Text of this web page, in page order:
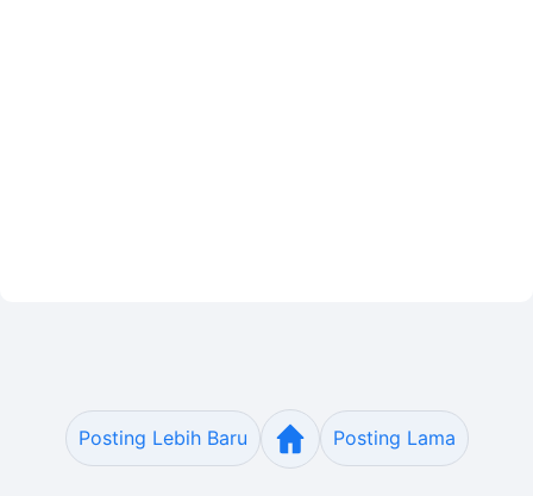
Posting Lebih Baru Posting Lama